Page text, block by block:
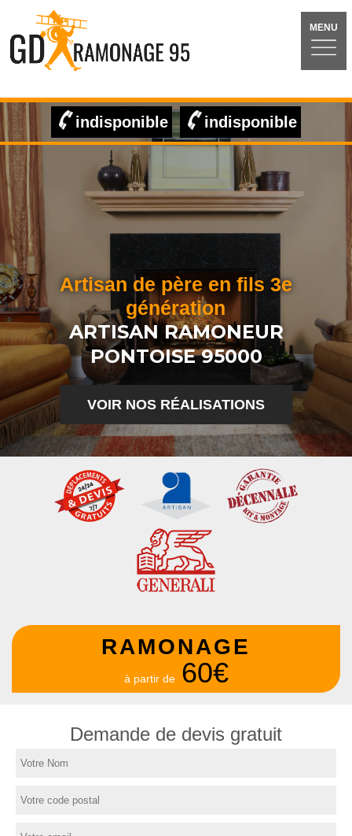
MENU
indisponible indisponible
Artisan de père en fils 3e
génération
ARTISAN RAMONEUR
PONTOISE 95000
VOIR NOS RÉALISATIONS
RAMONAGE
à partir de 60€
Demande de devis gratuit